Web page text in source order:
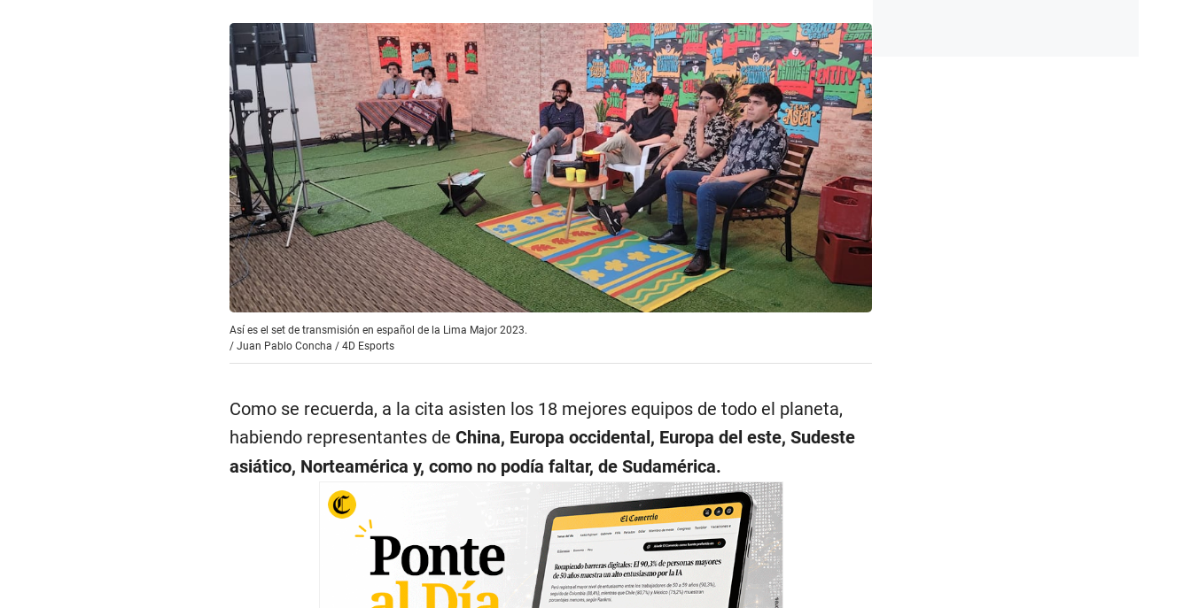
Así es el set de transmisión en español de la Lima Major 2023.
/ Juan Pablo Concha / 4D Esports
Como se recuerda, a la cita asisten los 18 mejores equipos de todo el planeta,
habiendo representantes de China, Europa occidental, Europa del este, Sudeste
asiático, Norteamérica y, como no podía faltar, de Sudamérica.